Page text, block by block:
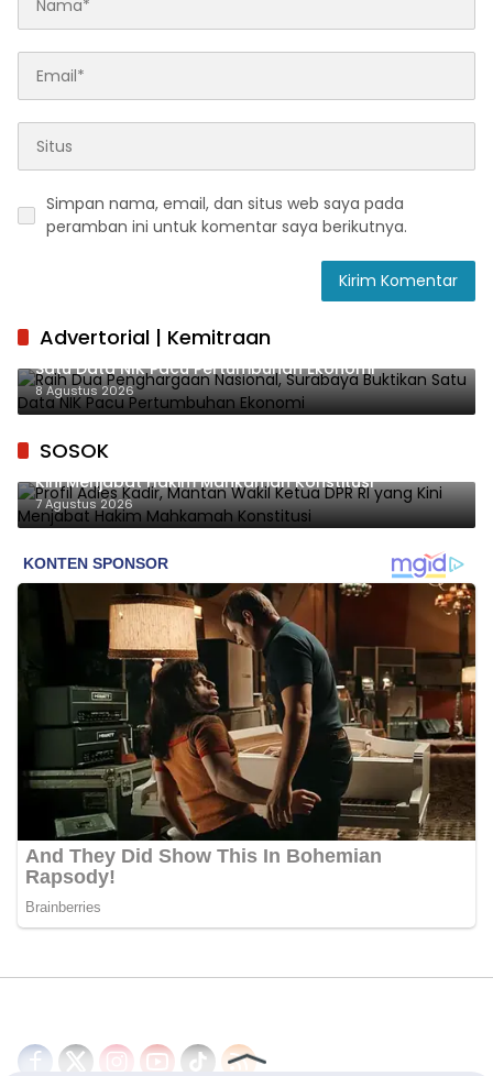
Simpan nama, email, dan situs web saya pada
peramban ini untuk komentar saya berikutnya.
Advertorial | Kemitraan
Raih Dua Penghargaan Nasional, Surabaya Buktikan
Satu Data NIK Pacu Pertumbuhan Ekonomi
8 Agustus 2026
SOSOK
Profil Adies Kadir, Mantan Wakil Ketua DPR RI yang
Kini Menjabat Hakim Mahkamah Konstitusi
7 Agustus 2026